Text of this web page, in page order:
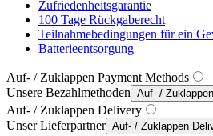
Zufriedenheitsgarantie
100 Tage Rückgaberecht
Teilnahmebedingungen für ein
Batterieentsorgung
Auf- / Zuklappen Payment Methods
Unsere Bezahlmethoden Auf- /
Auf- / Zuklappen Delivery
Unser Lieferpartner Auf- / Zuklappen